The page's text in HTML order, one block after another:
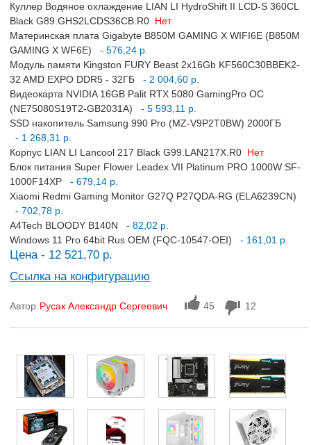
Куллер Водяное охлаждение LIAN LI HydroShift II LCD-S 360CL
Black G89.GHS2LCDS36CB.R0 Нет
Материнская плата Gigabyte B850M GAMING X WIFI6E (B850M
GAMING X WF6E)
- 576,24 р.
Модуль памяти Kingston FURY Beast 2x16Gb KF560C30BBEK2-
32 AMD EXPO DDR5 - 32ГБ
- 2 004,60 р.
Видеокарта NVIDIA 16GB Palit RTX 5080 GamingPro OC
(NE75080S19T2-GB2031A)
- 5 593,11 р.
SSD накопитель Samsung 990 Pro (MZ-V9P2T0BW) 2000ГБ
- 1 268,31 р.
Корпус LIAN LI Lancool 217 Black G99.LAN217X.R0 Нет
Блок питания Super Flower Leadex VII Platinum PRO 1000W SF-
1000F14XP
- 679,14 р.
Xiaomi Redmi Gaming Monitor G27Q P27QDA-RG (ELA6239CN)
- 702,78 р.
A4Tech BLOODY B140N
- 82,02 р.
Windows 11 Pro 64bit Rus OEM (FQC-10547-OEI)
- 161,01 р.
Цена - 12 521,70 р.
Ссылка на конфигурацию
Автор Русак Александр Сергеевич 45 12